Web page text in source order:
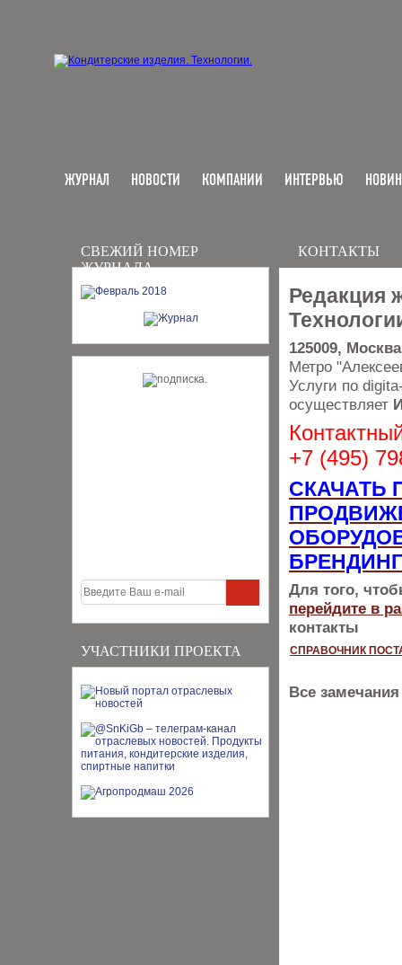
ЖУРНАЛ НОВОСТИ КОМПАНИИ ИНТЕРВЬЮ
СВЕЖИЙ НОМЕР
ЖУРНАЛА
УЧАСТНИКИ ПРОЕКТА
КОНТАКТЫ
Редакция
125009,
Метро
Услуги по
осуществляет
+7 (495)
СКАЧАТЬ
Для того,
перейдите в
контакты
СПРАВОЧНИК
Все